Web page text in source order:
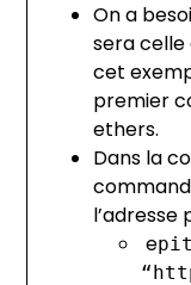
On a
sera
cet
premier
ethers.
Dans la
l’adresse
e